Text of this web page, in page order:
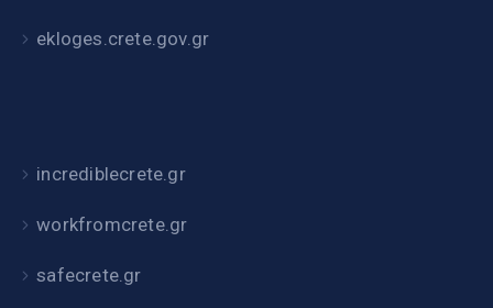
ekloges.crete.gov.gr
incrediblecrete.gr
workfromcrete.gr
safecrete.gr